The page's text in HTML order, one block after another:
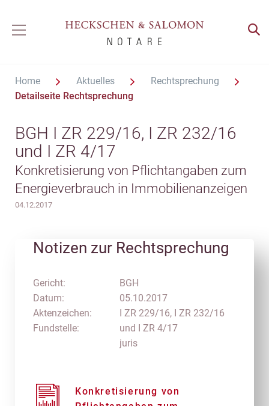
Home Aktuelles
Rechtsprechung
Detailseite Rechtsprechung
BGH I ZR 229/16, I ZR 232/16
und I ZR 4/17
Konkretisierung von Pflichtangaben zum
Energieverbrauch in Immobilienanzeigen
04.12.2017
Notizen zur Rechtsprechung
Gericht:
Datum:
Aktenzeichen:
Fundstelle:
BGH
05.10.2017
I ZR 229/16, I ZR 232/16
und I ZR 4/17
juris
Konkretisierung von